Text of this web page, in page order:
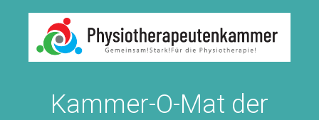
Kammer-O-Mat der